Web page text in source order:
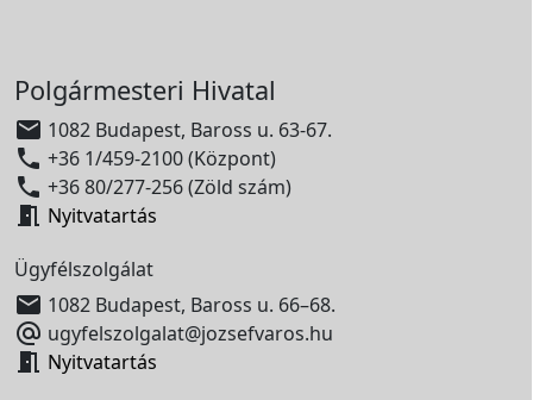
Polgármesteri Hivatal
 1082 Budapest, Baross u. 63-67.
 +36 1/459-2100 (Központ)
 +36 80/277-256 (Zöld szám)
 Nyitvatartás
Ügyfélszolgálat
 1082 Budapest, Baross u. 66–68.
 ugyfelszolgalat@jozsefvaros.hu
 Nyitvatartás